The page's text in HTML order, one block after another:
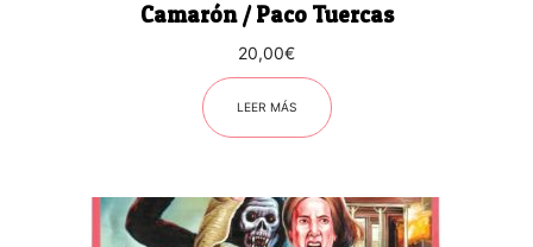
Camarón / Paco Tuercas
20,00€
LEER MÁS